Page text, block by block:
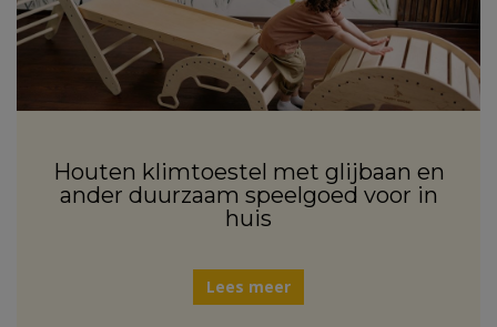
Houten klimtoestel met glijbaan en
ander duurzaam speelgoed voor in
huis
Lees meer